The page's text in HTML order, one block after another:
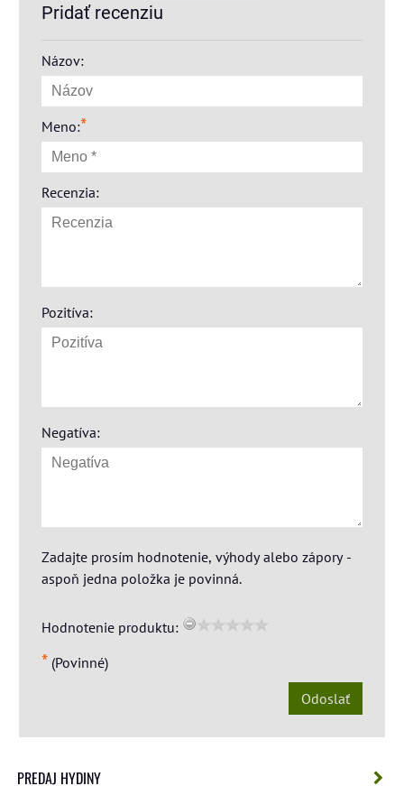
Pridať recenziu
Názov:
Meno:*
Recenzia:
Pozitíva:
Negatíva:
Zadajte prosím hodnotenie, výhody alebo zápory -
aspoň jedna položka je povinná.
Hodnotenie produktu:
* (Povinné)
Odoslať
PREDAJ HYDINY